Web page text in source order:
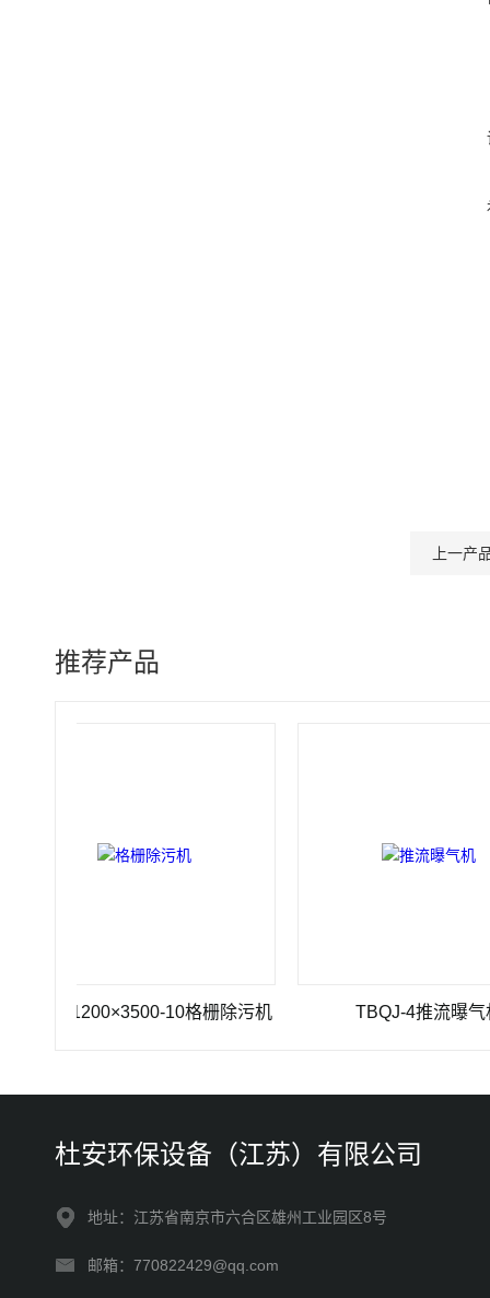
上一产
推荐产品
1200×3500-10格栅除污机 TBQJ-4推流曝气机
杜安环保设备（江苏）有限公司
地址：江苏省南京市六合区雄州工业园区8号
邮箱：770822429@qq.com